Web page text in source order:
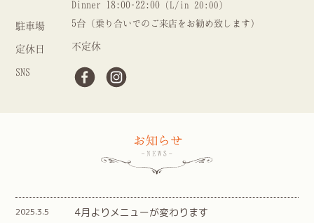
Dinner 18:00–22:00 (L/in 20:00)
駐車場 5台 （乗り合いでのご来店をお勧め致します）
定休日 不定休
SNS
2025.3.5 4月よりメニューが変わります